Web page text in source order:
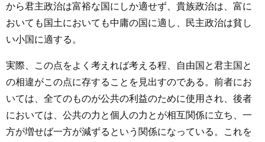
から君主政治は富裕な国にしか適せず、貴族政治は、富に
おいても国土においても中庸の国に適し、民主政治は貧し
い小国に適する。
実際、この点をよく考えれば考える程、自由国と君主国と
の相違がこの点に存することを見出すのである。前者にお
いては、全てのものが公共の利益のために使用され、後者
においては、公共の力と個人の力とが相互関係に立ち、一
方が増せば一方が減ずるという関係になっている。これを